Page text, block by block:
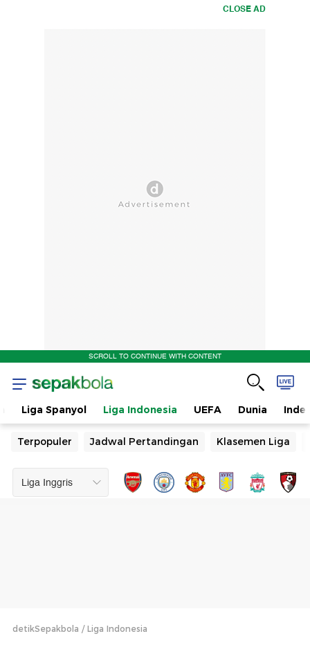
CLOSE AD
SCROLL TO CONTINUE WITH CONTENT
Liga Spanyol Liga Indonesia UEFA Dunia
Terpopuler Jadwal Pertandingan Klasemen Liga
detikSepakbola Liga Indonesia